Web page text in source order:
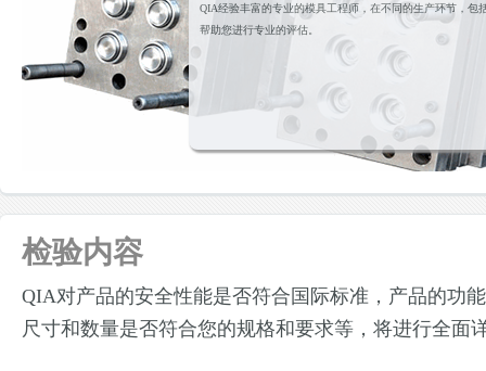
QIA经验丰富的专业的模具工程师，在不同的生产环节，
帮助您进行专业的评估。
检验内容
QIA对产品的安全性能是否符合国际标准，产品的功
尺寸和数量是否符合您的规格和要求等，将进行全面